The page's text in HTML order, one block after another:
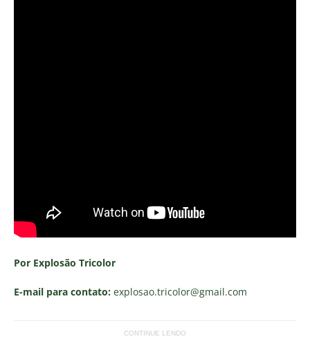
Por Explosão Tricolor
E-mail para contato: explosao.tricolor@gmail.com
CONTINUE LENDO